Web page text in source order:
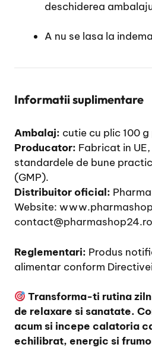
deschiderea
A nu se lasa la
Informatii suplimentare
Ambalaj: cutie cu plic 100
Producator: Fabricat in
standardele de bune
(GMP).
Distribuitor oficial:
Website:
contact@pharmashop24.ro
Reglementari: Produs
alimentar conform
Transforma-ti rutina
de relaxare si sanatate.
acum si incepe calatoria
echilibrat, energic si